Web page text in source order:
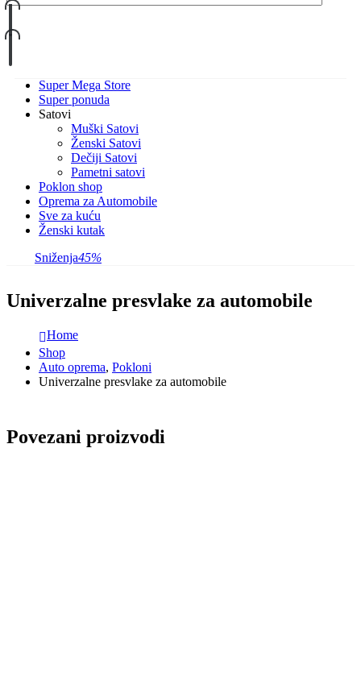
Super Mega Store
Super ponuda
Satovi
Muški Satovi
Ženski Satovi
Dečiji Satovi
Pametni satovi
Poklon shop
Oprema za Automobile
Sve za kuću
Ženski kutak
Sniženja45%
Univerzalne presvlake za automobile
Home
Shop
Auto oprema, Pokloni
Univerzalne presvlake za automobile
Povezani proizvodi